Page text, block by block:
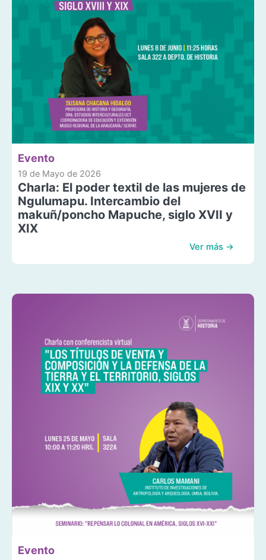
Evento
19 de Mayo de 2026
Charla: El poder textil de las mujeres de
Ngulumapu. Intercambio del
makuñ/poncho Mapuche, siglo XVII y
XIX
Ver más →
Evento